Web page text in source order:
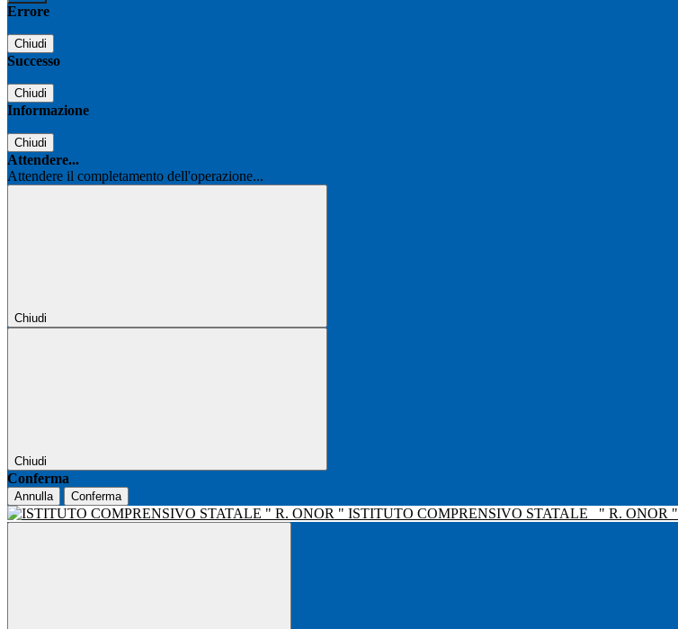
Errore
Chiudi
Successo
Chiudi
Informazione
Chiudi
Attendere...
Attendere il completamento dell'operazione...
Chiudi
Chiudi
Conferma
Annulla Conferma
ISTITUTO COMPRENSIVO STATALE " R. ONOR "